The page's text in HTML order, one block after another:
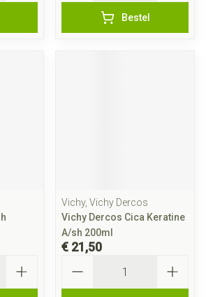
Bestel
Vichy, Vichy Dercos
Vichy Dercos Cica Keratine
A/sh 200ml
€ 21,50